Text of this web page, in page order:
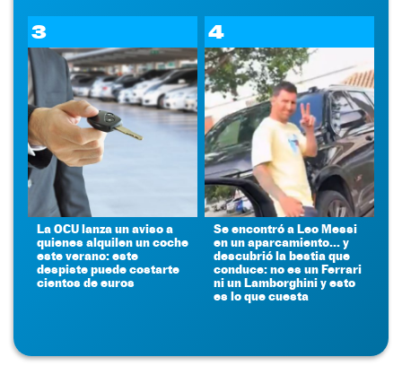
3
La OCU lanza un aviso a
quienes alquilen un coche
este verano: este
despiste puede costarte
cientos de euros
4
Se encontró a Leo Messi
en un aparcamiento... y
descubrió la bestia que
conduce: no es un Ferrari
ni un Lamborghini y esto
es lo que cuesta